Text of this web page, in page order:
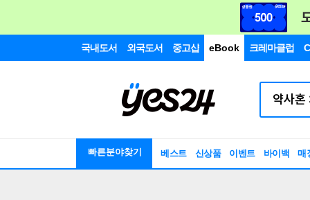
국내도서 외국도서 중고샵 eBook 크레마클럽
빠른분야찾기 베스트 신상품 이벤트 바이백 매